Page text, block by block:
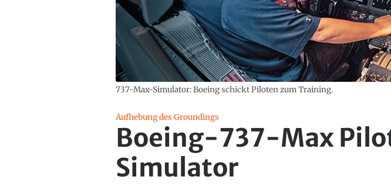
737-Max-Simulator: Boeing schickt Piloten zum Training.
Aufhebung des Groundings
Boeing-737-Max
Simulator